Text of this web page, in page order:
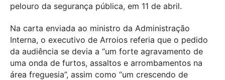
pelouro da segurança pública, em 11 de abril.
Na carta enviada ao ministro da Administração
Interna, o executivo de Arroios referia que o pedido
da audiência se devia a “um forte agravamento de
uma onda de furtos, assaltos e arrombamentos na
área freguesia”, assim como “um crescendo de